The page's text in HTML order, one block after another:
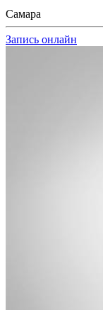
Самара
Запись онлайн